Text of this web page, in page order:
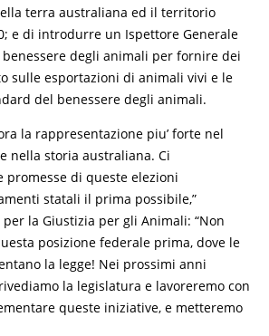
terra australiana ed il territorio
e di introdurre un Ispettore Generale
degli animali per fornire dei
sulle esportazioni di animali vivi e le
del benessere degli animali.
la rappresentazione piu’ forte nel
nella storia australiana. Ci
promesse di queste elezioni
statali il prima possibile,”
la Giustizia per gli Animali: “Non
posizione federale prima, dove le
la legge! Nei prossimi anni
la legislatura e lavoreremo con
queste iniziative, e metteremo